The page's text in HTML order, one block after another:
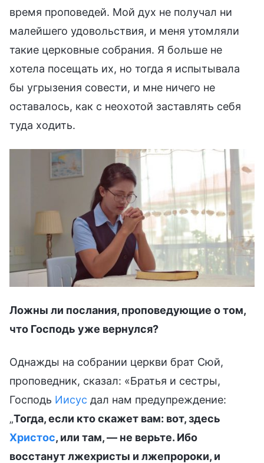
время проповедей. Мой дух не получал ни
малейшего удовольствия, и меня утомляли
такие церковные собрания. Я больше не
хотела посещать их, но тогда я испытывала
бы угрызения совести, и мне ничего не
оставалось, как с неохотой заставлять себя
туда ходить.
Ложны ли послания, проповедующие о том,
что Господь уже вернулся?
Однажды на собрании церкви брат Сюй,
проповедник, сказал: «Братья и сестры,
Господь Иисус дал нам предупреждение:
„Тогда, если кто скажет вам: вот, здесь
Христос, или там, — не верьте. Ибо
восстанут лжехристы и лжепророки, и